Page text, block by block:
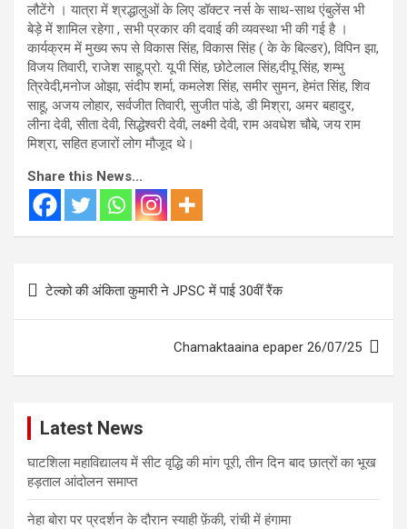
लौटेंगे । यात्रा में श्रद्धालुओं के लिए डॉक्टर नर्स के साथ-साथ एंबुलेंस भी
बेड़े में शामिल रहेगा , सभी प्रकार की दवाई की व्यवस्था भी की गई है ।
कार्यक्रम में मुख्य रूप से विकास सिंह, विकास सिंह ( के के बिल्डर), विपिन झा,
विजय तिवारी, राजेश साहू,प्रो. यू.पी सिंह, छोटेलाल सिंह,दीपू सिंह, शम्भु
त्रिवेदी,मनोज ओझा, संदीप शर्मा, कमलेश सिंह, समीर सुमन, हेमंत सिंह, शिव
साहू, अजय लोहार, सर्वजीत तिवारी, सुजीत पांडे, डी मिश्रा, अमर बहादुर,
लीना देवी, सीता देवी, सिद्धेश्वरी देवी, लक्ष्मी देवी, राम अवधेश चौबे, जय राम
मिश्रा, सहित हजारों लोग मौजूद थे।
Share this News...
Post
टेल्को की अंकिता कुमारी ने JPSC में पाई 30वीं रैंक
Chamaktaaina epaper 26/07/25
Latest News
घाटशिला महाविद्यालय में सीट वृद्धि की मांग पूरी, तीन दिन बाद छात्रों का भूख
हड़ताल आंदोलन समाप्त
नेहा बोरा पर प्रदर्शन के दौरान स्याही फ़ेंकी, रांची में हंगामा